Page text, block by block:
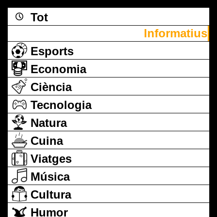
Tot
Informatius
Esports
Economia
Ciència
Tecnologia
Natura
Cuina
Viatges
Música
Cultura
Humor